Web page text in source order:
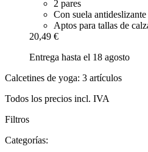
2 pares
Con suela antideslizante
Aptos para tallas de
20,49 €
Entrega hasta el 18 agosto
Calcetines de yoga: 3 artículos
Todos los precios incl. IVA
Filtros
Categorías: